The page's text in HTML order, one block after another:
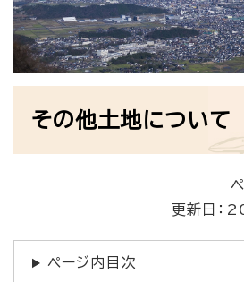
その他土地について
更新日：
ページ内目次